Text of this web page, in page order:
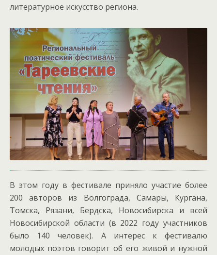
литературное искусство региона.
В этом году в фестивале приняло участие более
200 авторов из Волгограда, Самары, Кургана,
Томска, Рязани, Бердска, Новосибирска и всей
Новосибирской области (в 2022 году участников
было 140 человек). А интерес к фестивалю
молодых поэтов говорит об его живой и нужной